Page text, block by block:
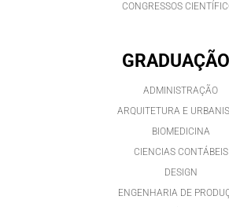
CONGRESSOS
GRADUAÇÃO
ADMINISTRAÇÃO
ARQUITETURA E
BIOMEDICINA
CIENCIAS CONTÁBEIS
DESIGN
ENGENHARIA DE